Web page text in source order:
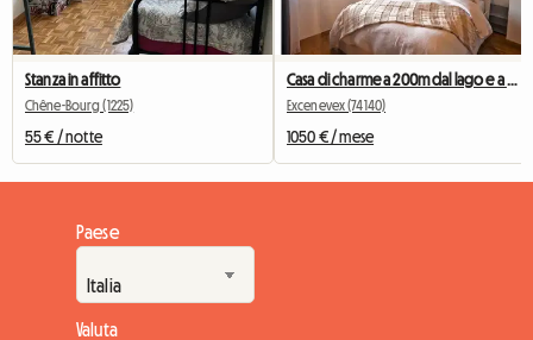
Stanza in affitto
Chêne-Bourg (1225)
55 € / notte
Excenevex (74140)
1050 € / mese
Paese
Valuta